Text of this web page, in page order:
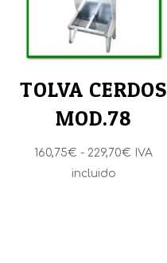
TOLVA CERDOS
MOD.78
160,75€ - 229,70€ Rango
IVA
incluido